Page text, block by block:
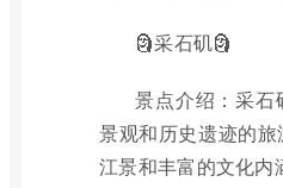
🗿采石矶🗿
景点介绍：采石
景观和历史遗迹的
江景和丰富的文化内